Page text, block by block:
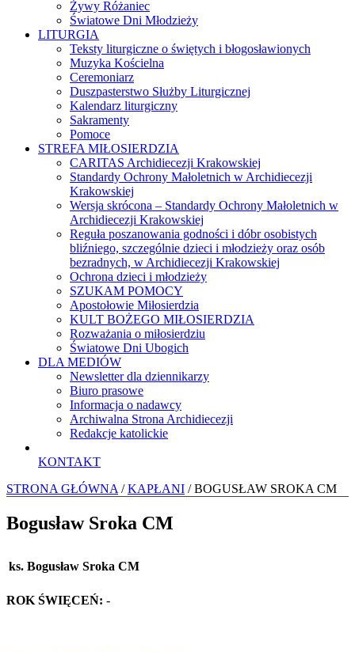
Żywy Różaniec
Światowe Dni Młodzieży
LITURGIA
Teksty liturgiczne o świętych i błogosławionych
Muzyka Kościelna
Ceremoniarz
Duszpasterstwo Służby Liturgicznej
Kalendarz liturgiczny
Sakramenty
Pomoce
STREFA MIŁOSIERDZIA
CARITAS Archidiecezji Krakowskiej
Standardy Ochrony Małoletnich w Archidiecezji
Krakowskiej
Wersja skrócona – Standardy Ochrony Małoletnich w
Archidiecezji Krakowskiej
Reguła poszanowania godności i dóbr osobistych
bliźniego, szczególnie dzieci i młodzieży oraz osób
bezradnych, w Archidiecezji Krakowskiej
Ochrona dzieci i młodzieży
SZUKAM POMOCY
Apostołowie Miłosierdzia
KULT BOŻEGO MIŁOSIERDZIA
Rozważania o miłosierdziu
Światowe Dni Ubogich
DLA MEDIÓW
Newsletter dla dziennikarzy
Biuro prasowe
Informacja o nadawcy
Archiwalna Strona Archidiecezji
Redakcje katolickie
KONTAKT
STRONA GŁÓWNA /KAPŁANI / BOGUSŁAW SROKA CM
Bogusław Sroka CM
ks. Bogusław Sroka CM
ROK ŚWIĘCEŃ: -